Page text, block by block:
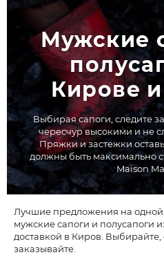
Мужские
Кирове
Выбирая сапоги, следите
чересчур высокими и не
Пряжки и застежки
должны быть максимально
Maison
Лучшие предложения на
мужские сапоги и полусапоги
доставкой в Киров. Выбирайте,
заказывайте.